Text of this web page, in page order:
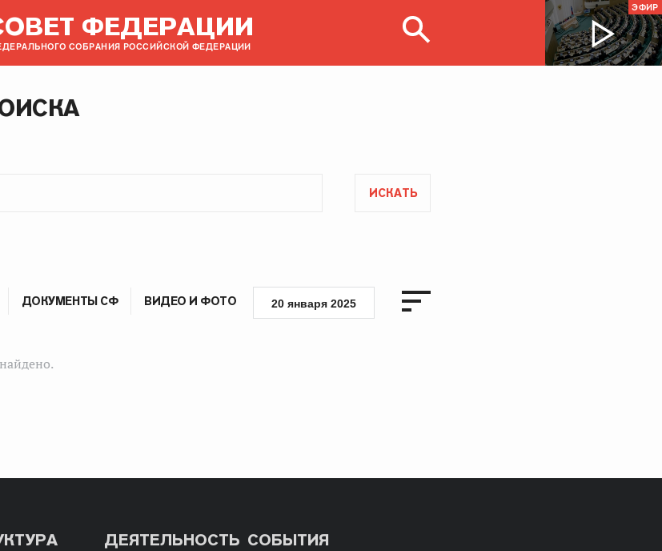
ФЕДЕРАЦИИ
СОБРАНИЯ РОССИЙСКОЙ ФЕДЕРАЦИИ
ЭФИР
ИСКАТЬ
ДОКУМЕНТЫ СФ ВИДЕО И ФОТО 20 января 2025
ДЕЯТЕЛЬНОСТЬ СОБЫТИЯ